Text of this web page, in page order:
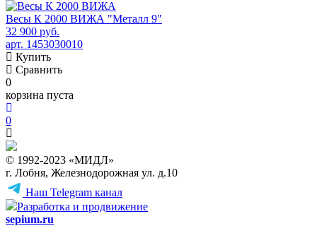
Весы К 2000 ВИЖА "Металл 9"
32 900 руб.
арт. 1453030010
Купить
Сравнить
0
корзина пуста
0
© 1992-2023 «МИДЛ»
г. Лобня, Железнодорожная ул. д.10
Наш Telegram канал
Разработка и продвижение
sepium.ru